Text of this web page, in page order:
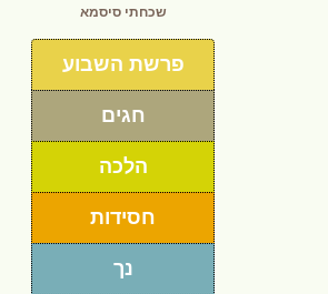
שכחתי סיסמא
פרשת השבוע
חגים
הלכה
חסידות
נך